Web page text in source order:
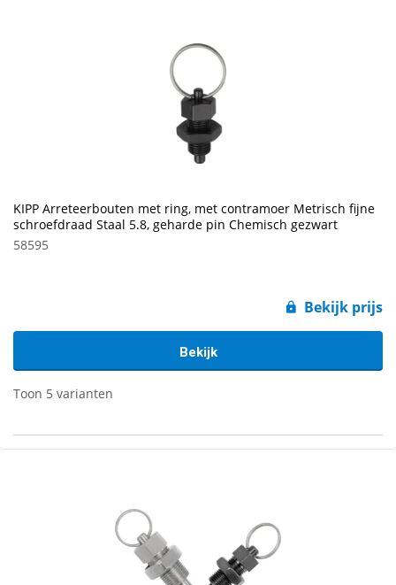
KIPP Arreteerbouten met ring, met contramoer Metrisch fijne
schroefdraad Staal 5.8, geharde pin Chemisch gezwart
58595
Bekijk prijs
Bekijk
Toon 5 varianten